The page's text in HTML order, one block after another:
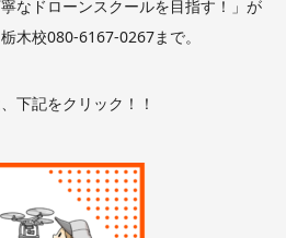
なドローンスクールを目指す！」が
木校080-6167-0267まで。
下記をクリック！！